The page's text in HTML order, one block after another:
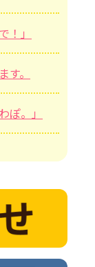
！」
す。
ぽ。」